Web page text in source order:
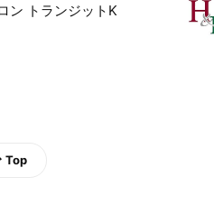
ン トランジットK
Top